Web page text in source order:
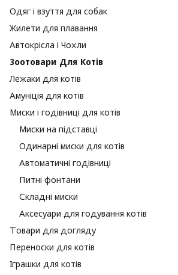
Одяг і взуття для собак
Жилети для плавання
Автокрісла і Чохли
Зоотовари Для Котів
Лежаки для котів
Амуніція для котів
Миски і годівниці для котів
Миски на підставці
Одинарні миски для котів
Автоматичні годівниці
Питні фонтани
Складні миски
Аксесуари для годування котів
Товари для догляду
Переноски для котів
Іграшки для котів